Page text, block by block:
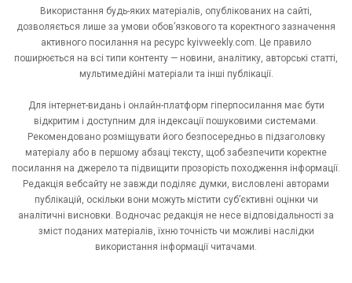
Використання будь-яких матеріалів, опублікованих на сайті,
дозволяється лише за умови обов’язкового та коректного зазначення
активного посилання на ресурс kyivweekly.com. Це правило
поширюється на всі типи контенту — новини, аналітику, авторські статті,
мультимедійні матеріали та інші публікації.
Для інтернет-видань і онлайн-платформ гіперпосилання має бути
відкритим і доступним для індексації пошуковими системами.
Рекомендовано розміщувати його безпосередньо в підзаголовку
матеріалу або в першому абзаці тексту, щоб забезпечити коректне
посилання на джерело та підвищити прозорість походження інформації.
Редакція вебсайту не завжди поділяє думки, висловлені авторами
публікацій, оскільки вони можуть містити суб’єктивні оцінки чи
аналітичні висновки. Водночас редакція не несе відповідальності за
зміст поданих матеріалів, їхню точність чи можливі наслідки
використання інформації читачами.